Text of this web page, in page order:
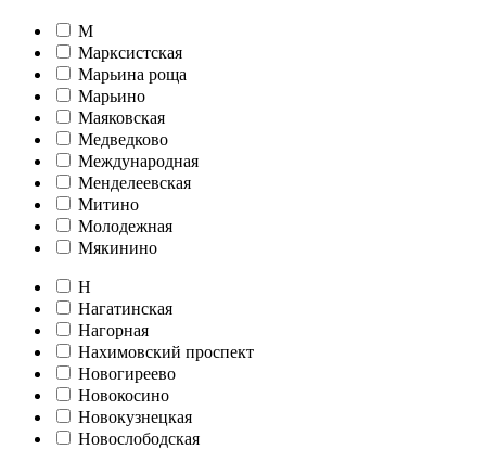
М
Марксистская
Марьина роща
Марьино
Маяковская
Медведково
Международная
Менделеевская
Митино
Молодежная
Мякинино
Н
Нагатинская
Нагорная
Нахимовский проспект
Новогиреево
Новокосино
Новокузнецкая
Новослободская